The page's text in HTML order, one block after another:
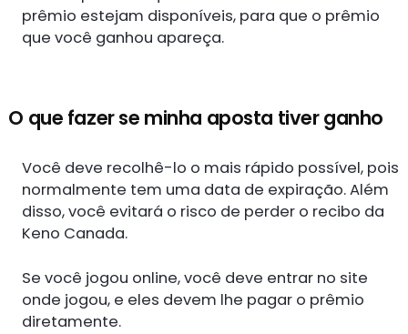
prêmio estejam disponíveis, para que o prêmio
que você ganhou apareça.
O que fazer se minha aposta tiver ganho
Você deve recolhê-lo o mais rápido possível, pois
normalmente tem uma data de expiração. Além
disso, você evitará o risco de perder o recibo da
Keno Canada.
Se você jogou online, você deve entrar no site
onde jogou, e eles devem lhe pagar o prêmio
diretamente.